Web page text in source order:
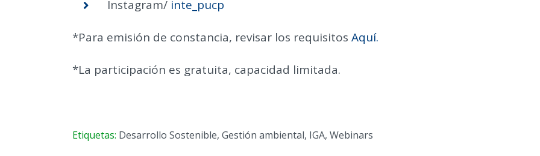
Instagram/ inte_pucp
*Para emisión de constancia, revisar los requisitos Aquí.
*La participación es gratuita, capacidad limitada.
Etiquetas: Desarrollo Sostenible, Gestión ambiental, IGA, Webinars